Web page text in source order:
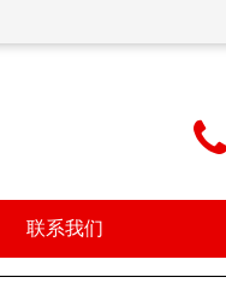
联系我们